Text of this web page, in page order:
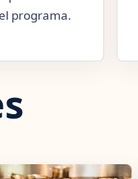
programa.